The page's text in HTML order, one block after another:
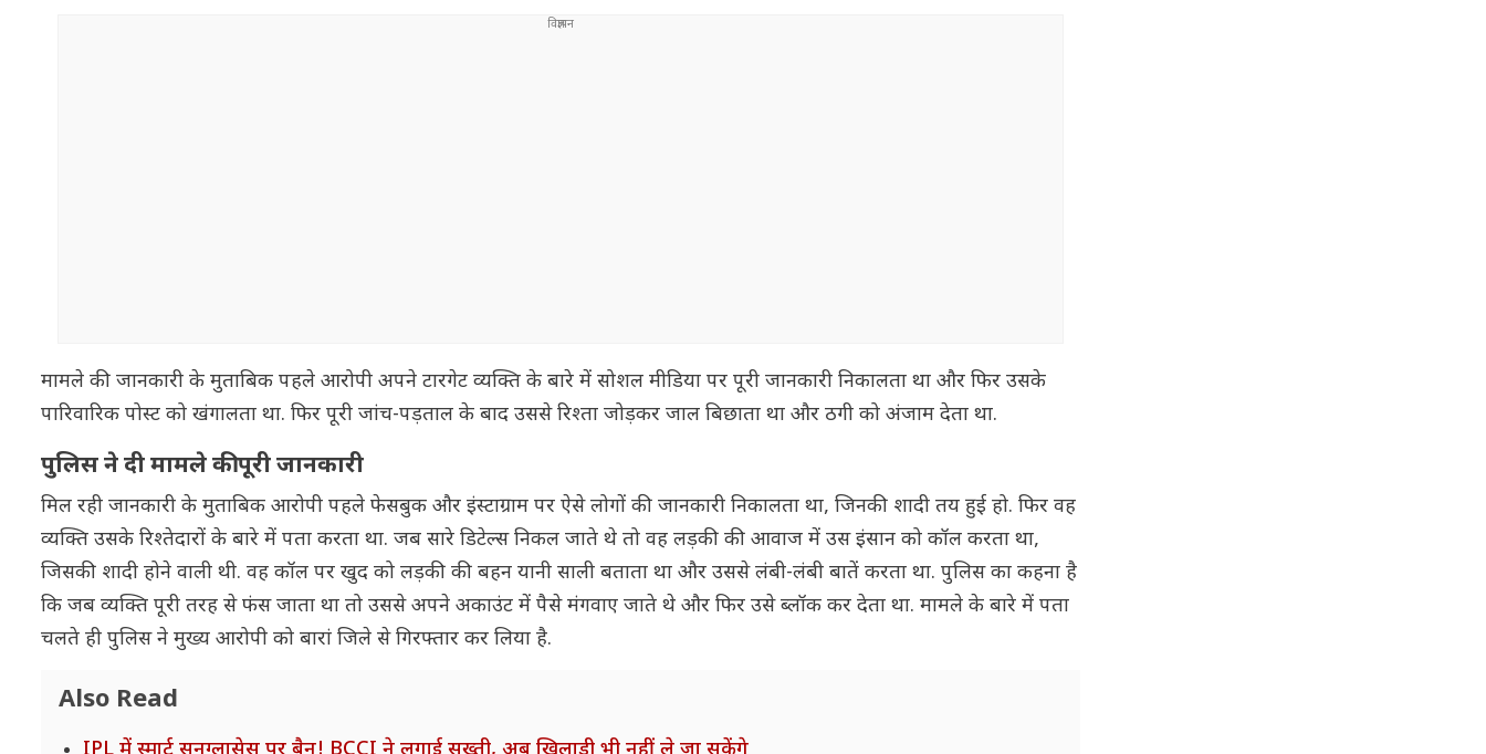
मामले की जानकारी के मुताबिक पहले आरोपी अपने टारगेट व्यक्ति के बारे में सोशल मीडिया पर पूरी जानकारी निकालता था और फिर उसके
पारिवारिक पोस्ट को खंगालता था. फिर पूरी जांच-पड़ताल के बाद उससे रिश्ता जोड़कर जाल बिछाता था और ठगी को अंजाम देता था.
पुलिस ने दी मामले की पूरी जानकारी
मिल रही जानकारी के मुताबिक आरोपी पहले फेसबुक और इंस्टाग्राम पर ऐसे लोगों की जानकारी निकालता था, जिनकी शादी तय हुई हो. फिर वह
व्यक्ति उसके रिश्तेदारों के बारे में पता करता था. जब सारे डिटेल्स निकल जाते थे तो वह लड़की की आवाज में उस इंसान को कॉल करता था,
जिसकी शादी होने वाली थी. वह कॉल पर खुद को लड़की की बहन यानी साली बताता था और उससे लंबी-लंबी बातें करता था. पुलिस का कहना है
कि जब व्यक्ति पूरी तरह से फंस जाता था तो उससे अपने अकाउंट में पैसे मंगवाए जाते थे और फिर उसे ब्लॉक कर देता था. मामले के बारे में पता
चलते ही पुलिस ने मुख्य आरोपी को बारां जिले से गिरफ्तार कर लिया है.
Also Read